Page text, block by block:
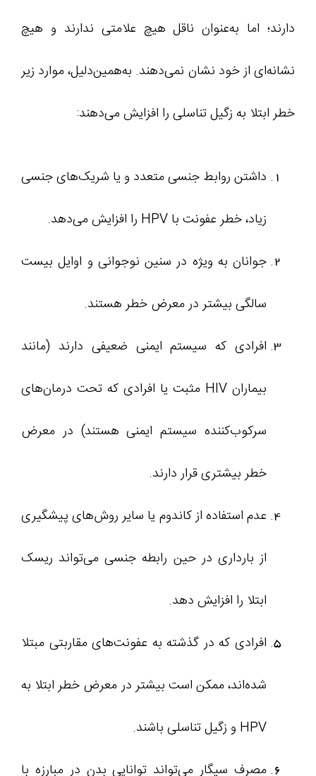
دارند؛ اما به‌عنوان ناقل هیچ علامتی ندارند و هیچ
نشانه‌ای از خود نشان نمی‌دهند. به‌همین‌دلیل، موارد زیر
خطر ابتلا به زگیل تناسلی را افزایش می‌دهند:
داشتن روابط جنسی متعدد و یا شریک‌های جنسی
زیاد، خطر عفونت با HPV را افزایش می‌دهد.
جوانان به‌ ویژه در سنین نوجوانی و اوایل بیست
سالگی بیشتر در معرض خطر هستند.
افرادی که سیستم ایمنی ضعیفی دارند (مانند
بیماران HIV مثبت یا افرادی که تحت درمان‌های
سرکوب‌کننده سیستم ایمنی هستند) در معرض
خطر بیشتری قرار دارند.
عدم استفاده از کاندوم یا سایر روش‌های پیشگیری
از بارداری در حین رابطه جنسی می‌تواند ریسک
ابتلا را افزایش دهد.
افرادی که در گذشته به عفونت‌های مقاربتی مبتلا
شده‌اند، ممکن است بیشتر در معرض خطر ابتلا به
HPV و زگیل تناسلی باشند.
مصرف سیگار می‌تواند توانایی بدن در مبارزه با